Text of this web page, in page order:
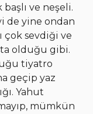
başlı ve neşeli.
de yine ondan
çok sevdiği ve
olduğu gibi.
tiyatro
geçip yaz
Yahut
mümkün